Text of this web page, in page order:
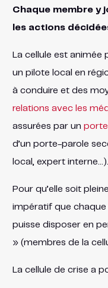
Chaque membre y
les actions
La cellule est animée
un pilote local en
à conduire et des
relations avec les
assurées par un
d’un porte-parole
local, expert interne…).
Pour qu’elle soit
impératif que chaque
puisse disposer en
» (membres de la
La cellule de crise a